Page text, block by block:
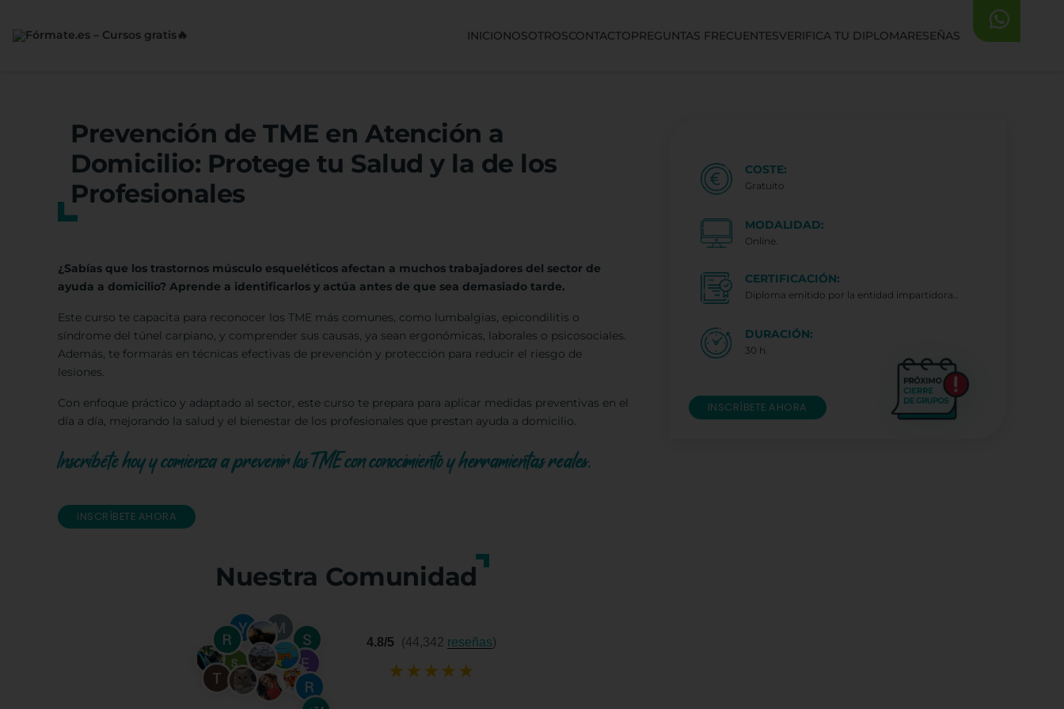
INICIONOSOTROSCONTACTOPREGUNTAS FRECUENTESVERIFICA TU DIPLOMARESEÑAS
Prevención de TME en Atención a
Domicilio: Protege tu Salud y la de los
Profesionales
¿Sabías que los trastornos músculo esqueléticos afectan a muchos trabajadores del sector de
ayuda a domicilio? Aprende a identificarlos y actúa antes de que sea demasiado tarde.
Este curso te capacita para reconocer los TME más comunes, como lumbalgias, epicondilitis o
síndrome del túnel carpiano, y comprender sus causas, ya sean ergonómicas, laborales o psicosociales.
Además, te formarás en técnicas efectivas de prevención y protección para reducir el riesgo de
lesiones.
Con enfoque práctico y adaptado al sector, este curso te prepara para aplicar medidas preventivas en el
día a día, mejorando la salud y el bienestar de los profesionales que prestan ayuda a domicilio.
Inscríbete hoy y comienza a prevenir los TME con conocimiento y herramientas reales.
INSCRÍBETE AHORA
Nuestra Comunidad
4.8/5 (44,342 reseñas)
★★★★★
COSTE:
Gratuito
MODALIDAD:
Online.
CERTIFICACIÓN:
Diploma emitido por la entidad impartidora..
DURACIÓN:
30 h.
INSCRÍBETE AHORA